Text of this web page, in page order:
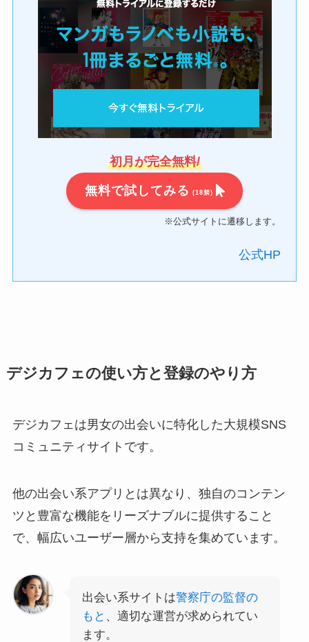
初月が完全無料/
無料で試してみる (18禁)
※公式サイトに遷移します。
公式HP
デジカフェの使い方と登録のやり方
デジカフェは男女の出会いに特化した大規模SNS
コミュニティサイトです。
他の出会い系アプリとは異なり、独自のコンテン
ツと豊富な機能をリーズナブルに提供すること
で、幅広いユーザー層から支持を集めています。
出会い系サイトは警察庁の監督の
もと 、適切な運営が求められてい
ます。